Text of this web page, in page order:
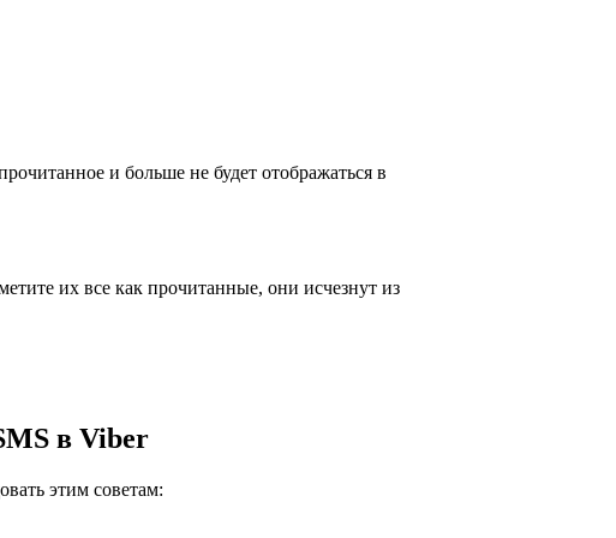
и больше не будет отображаться в
их все как прочитанные, они исчезнут из
в Viber
этим советам: